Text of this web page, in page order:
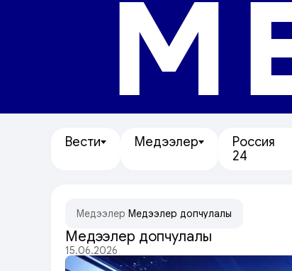
Вести Медээлер
Россия
24
Медээлер Медээлер допчулалы
Медээлер допчулалы
15.06.2026